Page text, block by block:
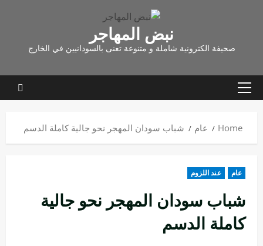
نبض المهاجر
صحيفة الكترونية شاملة و متنوعة تعنى بالسودانيين في الخارج
Home عام شباب سودان المهجر نحو جالية كاملة الدسم
عام عند اللزوم
شباب سودان المهجر نحو جالية
كاملة الدسم